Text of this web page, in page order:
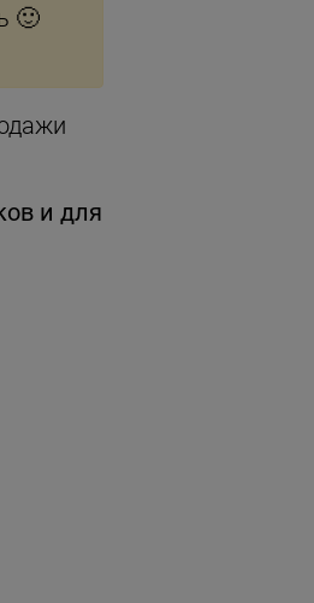
🙂
и для